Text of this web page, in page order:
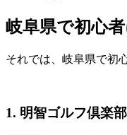
岐阜県で初心
それでは、岐阜県で初
1. 明智ゴルフ倶楽